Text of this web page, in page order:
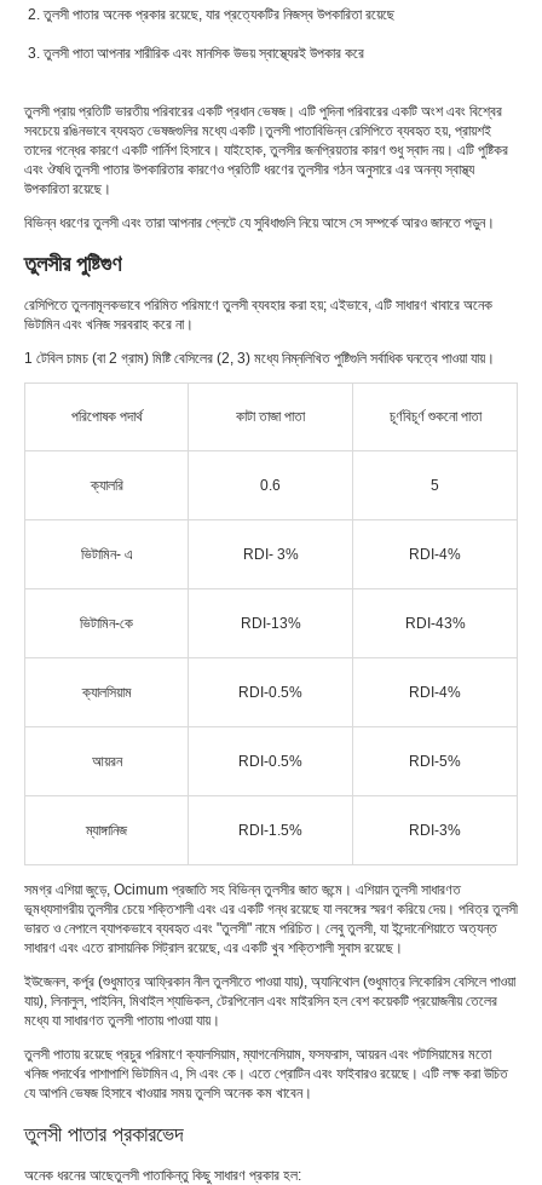
তুলসী পাতা দিয়ে সুস্বাদু ভারতীয় রেসিপি
তুলসী পাতার পার্শ্বপ্রতিক্রিয়া
তুলসী পাতার অনেক প্রকার রয়েছে, যার প্রত্যেকটির নিজস্ব উপকারিতা রয়েছে
তুলসী পাতা আপনার শারীরিক এবং মানসিক উভয় স্বাস্থ্যেরই উপকার করে
তুলসী প্রায় প্রতিটি ভারতীয় পরিবারের একটি প্রধান ভেষজ। এটি পুদিনা পরিবারের একটি অংশ এবং বিশ্বের
সবচেয়ে রঙিনভাবে ব্যবহৃত ভেষজগুলির মধ্যে একটি।তুলসী পাতাবিভিন্ন রেসিপিতে ব্যবহৃত হয়, প্রায়শই
তাদের গন্ধের কারণে একটি গার্নিশ হিসাবে। যাইহোক, তুলসীর জনপ্রিয়তার কারণ শুধু স্বাদ নয়। এটি পুষ্টিকর
এবং ঔষধি তুলসী পাতার উপকারিতার কারণেও প্রতিটি ধরণের তুলসীর গঠন অনুসারে এর অনন্য স্বাস্থ্য
উপকারিতা রয়েছে।
বিভিন্ন ধরণের তুলসী এবং তারা আপনার প্লেটে যে সুবিধাগুলি নিয়ে আসে সে সম্পর্কে আরও জানতে পড়ুন।
তুলসীর পুষ্টিগুণ
রেসিপিতে তুলনামূলকভাবে পরিমিত পরিমাণে তুলসী ব্যবহার করা হয়; এইভাবে, এটি সাধারণ খাবারে অনেক
ভিটামিন এবং খনিজ সরবরাহ করে না।
1 টেবিল চামচ (বা 2 গ্রাম) মিষ্টি বেসিলের (2, 3) মধ্যে নিম্নলিখিত পুষ্টিগুলি সর্বাধিক ঘনত্বে পাওয়া যায়।
পরিপোষক পদার্থ কাটা তাজা পাতা চূর্ণবিচূর্ণ শুকনো পাতা
ক্যালরি 0.6 5
ভিটামিন- এ RDI- 3% RDI-4%
ভিটামিন-কে RDI-13% RDI-43%
ক্যালসিয়াম RDI-0.5% RDI-4%
আয়রন RDI-0.5% RDI-5%
ম্যাঙ্গানিজ RDI-1.5% RDI-3%
সমগ্র এশিয়া জুড়ে, Ocimum প্রজাতি সহ বিভিন্ন তুলসীর জাত জন্মে। এশিয়ান তুলসী সাধারণত
ভূমধ্যসাগরীয় তুলসীর চেয়ে শক্তিশালী এবং এর একটি গন্ধ রয়েছে যা লবঙ্গের স্মরণ করিয়ে দেয়। পবিত্র তুলসী
ভারত ও নেপালে ব্যাপকভাবে ব্যবহৃত এবং "তুলসী" নামে পরিচিত। লেবু তুলসী, যা ইন্দোনেশিয়াতে অত্যন্ত
সাধারণ এবং এতে রাসায়নিক সিট্রাল রয়েছে, এর একটি খুব শক্তিশালী সুবাস রয়েছে।
ইউজেনল, কর্পূর (শুধুমাত্র আফ্রিকান নীল তুলসীতে পাওয়া যায়), অ্যানিথোল (শুধুমাত্র লিকোরিস বেসিলে পাওয়া
যায়), লিনালুল, পাইনিন, মিথাইল শ্যাভিকল, টেরপিনোল এবং মাইরসিন হল বেশ কয়েকটি প্রয়োজনীয় তেলের
মধ্যে যা সাধারণত তুলসী পাতায় পাওয়া যায়।
তুলসী পাতায় রয়েছে প্রচুর পরিমাণে ক্যালসিয়াম, ম্যাগনেসিয়াম, ফসফরাস, আয়রন এবং পটাসিয়ামের মতো
খনিজ পদার্থের পাশাপাশি ভিটামিন এ, সি এবং কে। এতে প্রোটিন এবং ফাইবারও রয়েছে। এটি লক্ষ করা উচিত
যে আপনি ভেষজ হিসাবে খাওয়ার সময় তুলসি অনেক কম খাবেন।
তুলসী পাতার প্রকারভেদ
অনেক ধরনের আছেতুলসী পাতাকিন্তু কিছু সাধারণ প্রকার হল: